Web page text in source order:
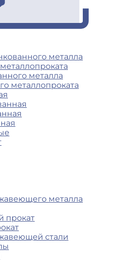
металла
металла
металлопроката
металла
прокат
стали